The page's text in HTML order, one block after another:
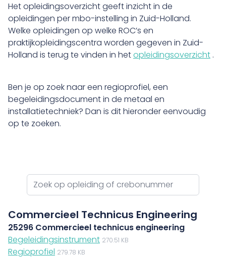
Het opleidingsoverzicht geeft inzicht in de
opleidingen per mbo-instelling in Zuid-Holland.
Welke opleidingen op welke ROC’s en
praktijkopleidingscentra worden gegeven in Zuid-
Holland is terug te vinden in hetopleidingsoverzicht .
Ben je op zoek naar een regioprofiel, een
begeleidingsdocument in de metaal en
installatietechniek? Dan is dit hieronder eenvoudig
op te zoeken.
Commercieel Technicus Engineering
25296 Commercieel technicus engineering
Begeleidingsinstrument 270.51 KB
Regioprofiel 279.78 KB